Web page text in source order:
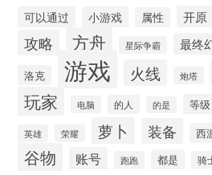
可以通过 小游戏 属性 开原
攻略 方舟 星际争霸 最终
洛克 游戏 火线 炮塔
玩家 电脑 的人 的是 等级
英雄 荣耀 萝卜 装备 西
谷物 账号 跑跑 都是 骑